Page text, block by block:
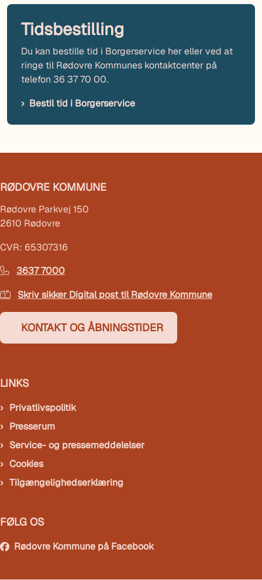
Tidsbestilling
Du kan bestille tid i Borgerservice her eller ved at
ringe til Rødovre Kommunes kontaktcenter på
telefon 36 37 70 00.
Bestil tid i Borgerservice
RØDOVRE KOMMUNE
Rødovre Parkvej 150
2610 Rødovre
CVR: 65307316
3637 7000
Skriv sikker Digital post til Rødovre Kommune
KONTAKT OG ÅBNINGSTIDER
LINKS
Privatlivspolitik
Presserum
Service- og pressemeddelelser
Cookies
Tilgængelighedserklæring
FØLG OS
Rødovre Kommune på Facebook